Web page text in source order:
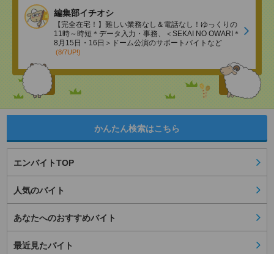
編集部イチオシ
【完全在宅！】難しい業務なし＆電話なし！ゆっくりの
11時～時短＊データ入力・事務、＜SEKAI NO OWARI＊
8月15日・16日＞ドーム公演のサポートバイトなど
(8/7UP!)
かんたん検索はこちら
エンバイトTOP
人気のバイト
あなたへのおすすめバイト
最近見たバイト